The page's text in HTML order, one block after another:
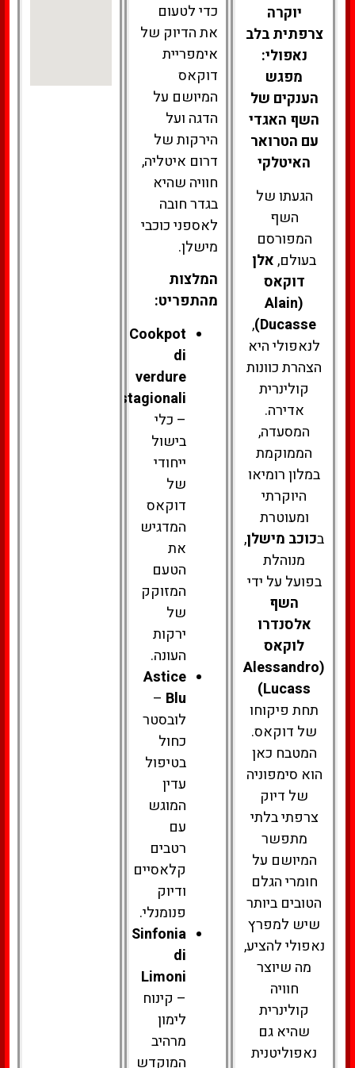
יוקרה
צרפתית בלב
נאפולי:
מפגש
הענקים של
השף האגדי
עם הטרואר
האיטלקי
הגעתו של
השף
המפורסם
בעולם,אלן
דוקאס
(Alain
Ducasse)
,
לנאפולי היא
הצהרת כוונות
קולינרית
אדירה.
המסעדה,
הממוקמת
במלון רומיאו
היוקרתי
ומעוטרת
בכוכב מישלן,
מנוהלת
בפועל על ידי
השף
אלסנדרו
לוקאס
(Alessandro
Lucass)
תחת פיקוחו
של דוקאס.
המטבח כאן
הוא סימפוניה
של דיוק
צרפתי בלתי
מתפשר
המיושם על
חומרי הגלם
הטובים ביותר
שיש למפרץ
נאפולי להציע,
מה שיוצר
חוויה
קולינרית
שהיא גם
נאפוליטנית
כדי לטעום
את הדיוק של
אימפריית
דוקאס
המיושם על
הדגה ועל
הירקות של
דרום איטליה,
חוויה שהיא
בגדר חובה
לאספני כוכבי
מישלן.
המלצות
מהתפריט:
Cookpot
di
verdure
stagionali
– כלי
בישול
ייחודי
של
דוקאס
המדגיש
את
הטעם
המזוקק
של
ירקות
העונה.
Astice
Blu
–
לובסטר
כחול
בטיפול
עדין
המוגש
עם
רטבים
קלאסיים
ודיוק
פנומנלי.
Sinfonia
di
Limoni
– קינוח
לימון
מרהיב
המוקדש